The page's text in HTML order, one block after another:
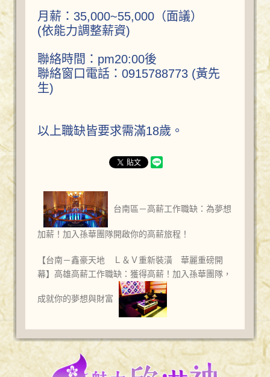
月薪：35,000~55,000（面議）
(依能力調整薪資)
聯絡時間：pm20:00後
聯絡窗口電話：0915788773 (黃先
生)
以上職缺皆要求需滿18歲。
台南區－高薪工作職缺：為夢想
加薪！加入孫華團隊開啟你的高薪旅程！
【台南－鑫豪天地 Ｌ＆Ｖ重新裝潢 華麗重磅開
幕】高雄高薪工作職缺：獲得高薪！加入孫華團隊，
成就你的夢想與財富